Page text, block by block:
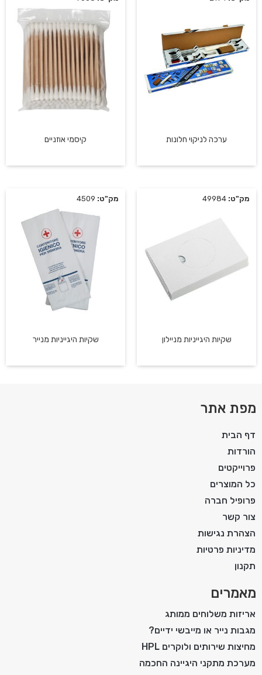
ערכה לניקוי חלונות קיסמי אוזניים
מק"ט:
שקיות היגייניות מניילון
מק"ט:
שקיות היגייניות מנייר
מפת אתר
דף הבית
הורדות
פרוייקטים
כל המוצרים
פרופיל חברה
צור קשר
הצהרת נגישות
מדיניות פרטיות
תקנון
מאמרים
אריזות משלוחים ממותג
מגבות נייר או מייבשי ידיים?
מחיצות שירותים ולוקרים HPL
מערכת מתקני היגיינה החכמה